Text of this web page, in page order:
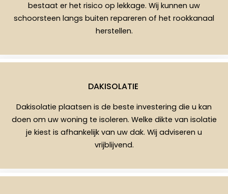
bestaat er het risico op lekkage. Wij kunnen uw
schoorsteen langs buiten repareren of het rookkanaal
herstellen.
DAKISOLATIE
Dakisolatie plaatsen is de beste investering die u kan
doen om uw woning te isoleren. Welke dikte van isolatie
je kiest is afhankelijk van uw dak. Wij adviseren u
vrijblijvend.